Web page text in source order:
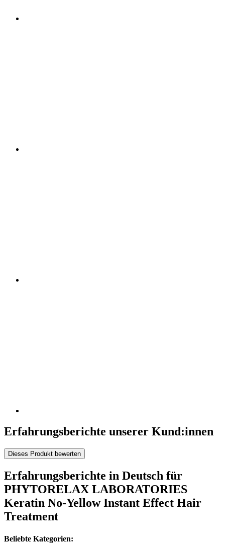
Erfahrungsberichte unserer Kund:innen
Dieses Produkt bewerten
Erfahrungsberichte in Deutsch für
PHYTORELAX LABORATORIES
Keratin No-Yellow Instant Effect Hair
Treatment
Beliebte Kategorien: